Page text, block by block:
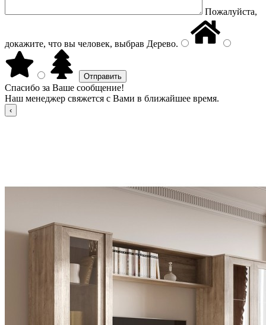
Пожалуйста,
докажите, что вы человек, выбрав Дерево.
Спасибо за Ваше сообщение!
Наш менеджер свяжется с Вами в ближайшее время.